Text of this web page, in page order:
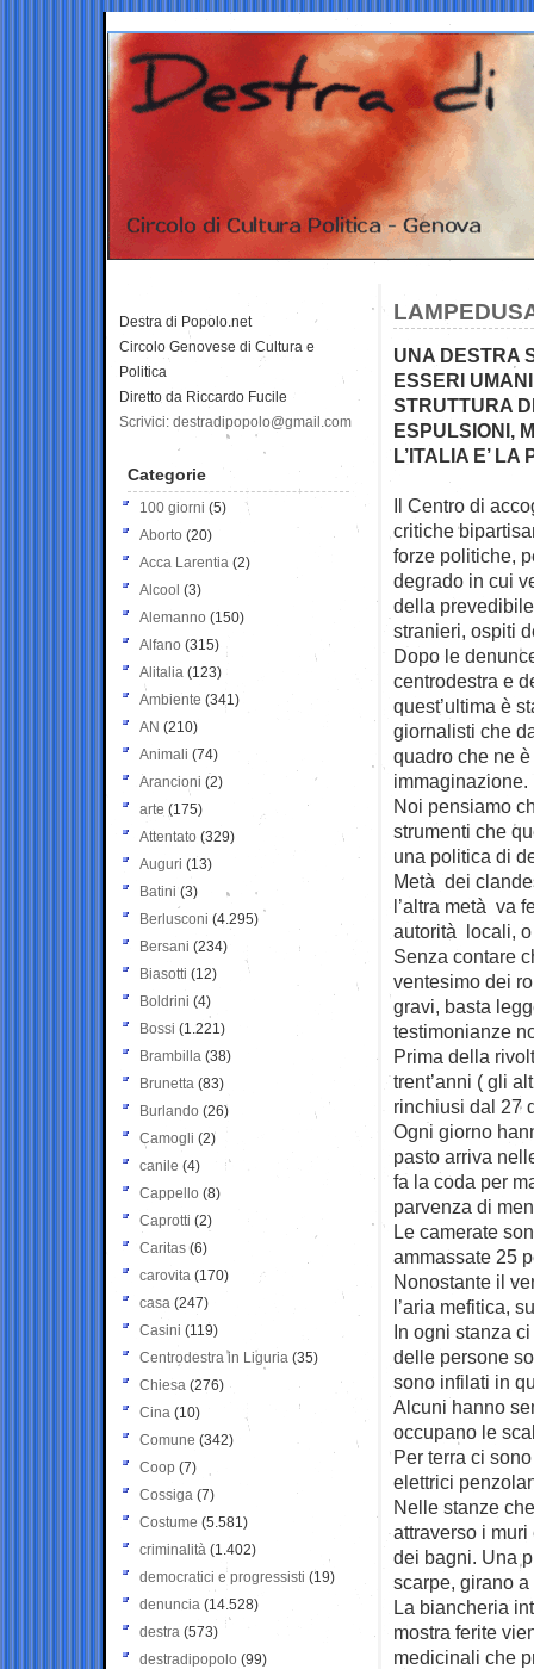
UNA DESTRA
ESSERI
STRUTTURA
ESPULSIONI,
L’ITALIA E’
Il Centro di
critiche
forze politiche,
degrado in cui
della
stranieri, ospiti
Dopo le
centrodestra e
quest’ultima è
giornalisti che
quadro che ne
immaginazione.
Noi pensiamo
strumenti che
una politica di
Metà dei
l’altra metà va
autorità locali,
Senza contare
ventesimo dei
gravi, basta
testimonianze
Prima della
trent’anni ( gli
rinchiusi dal 27
Ogni giorno
pasto arriva
fa la coda per
parvenza di
Le camerate
ammassate 25
Nonostante il
l’aria mefitica,
In ogni stanza
delle persone
sono infilati in
Alcuni hanno
occupano le
Per terra ci
elettrici
Nelle stanze
attraverso i
dei bagni. Una
scarpe, girano
La biancheria
mostra ferite
medicinali che
Destra di Popolo.net
Circolo Genovese di Cultura e
Politica
Diretto da Riccardo Fucile
Scrivici: destradipopolo@gmail.com
Categorie
100 giorni (5)
Aborto (20)
Acca Larentia (2)
Alcool (3)
Alemanno (150)
Alfano (315)
Alitalia (123)
Ambiente (341)
AN (210)
Animali (74)
Arancioni (2)
arte (175)
Attentato (329)
Auguri (13)
Batini (3)
Berlusconi (4.295)
Bersani (234)
Biasotti (12)
Boldrini (4)
Bossi (1.221)
Brambilla (38)
Brunetta (83)
Burlando (26)
Camogli (2)
canile (4)
Cappello (8)
Caprotti (2)
Caritas (6)
carovita (170)
casa (247)
Casini (119)
Centrodestra in Liguria (35)
Chiesa (276)
Cina (10)
Comune (342)
Coop (7)
Cossiga (7)
Costume (5.581)
criminalità (1.402)
democratici e progressisti (19)
denuncia (14.528)
destra (573)
destradipopolo (99)